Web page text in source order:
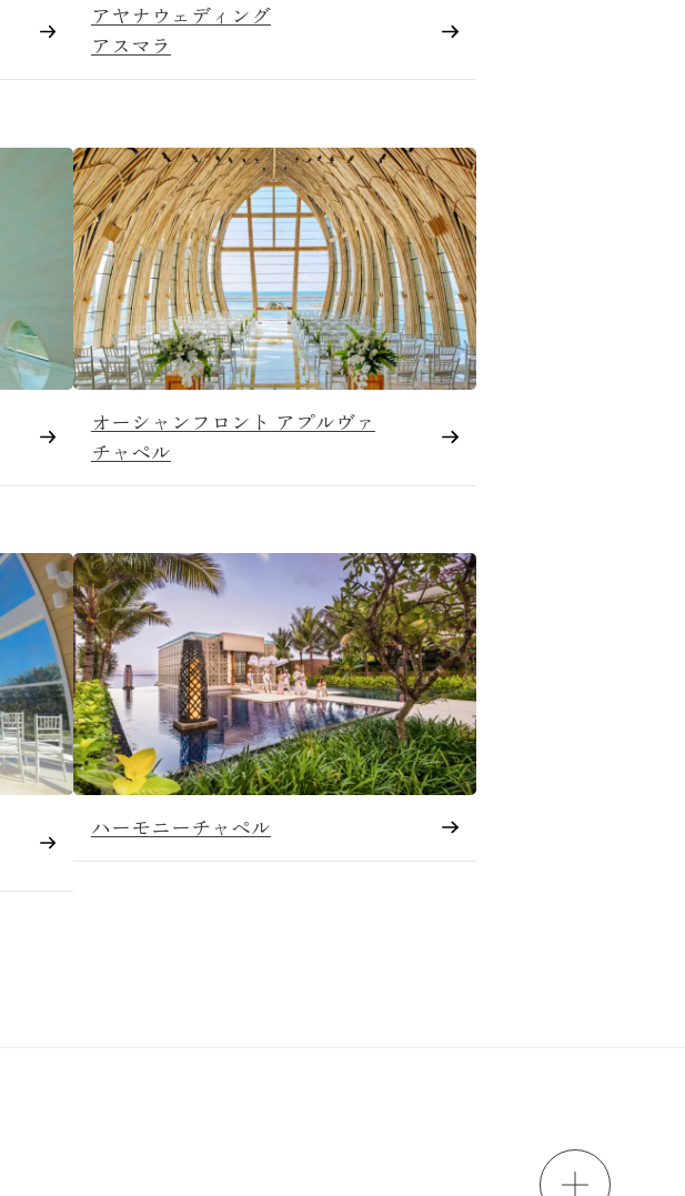
アヤナウェディング
アスマラ
オーシャンフロント アプルヴァ
チャペル
ハーモニーチャペル